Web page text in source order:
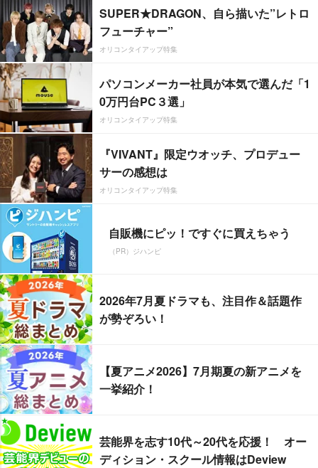
SUPER★DRAGON、自ら描いた”レトロ
フューチャー”
オリコンタイアップ特集
パソコンメーカー社員が本気で選んだ「1
0万円台PC３選」
オリコンタイアップ特集
『VIVANT』限定ウオッチ、プロデュー
サーの感想は
オリコンタイアップ特集
自販機にピッ！ですぐに買えちゃう
（PR）ジハンピ
2026年7月夏ドラマも、注目作＆話題作
が勢ぞろい！
【夏アニメ2026】7月期夏の新アニメを
一挙紹介！
芸能界を志す10代～20代を応援！ オー
ディション・スクール情報はDeview